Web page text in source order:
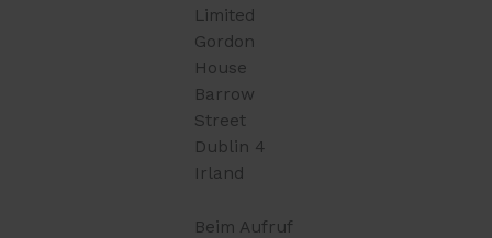
Limited
Gordon
House
Barrow
Street
Dublin 4
Irland
Beim Aufruf